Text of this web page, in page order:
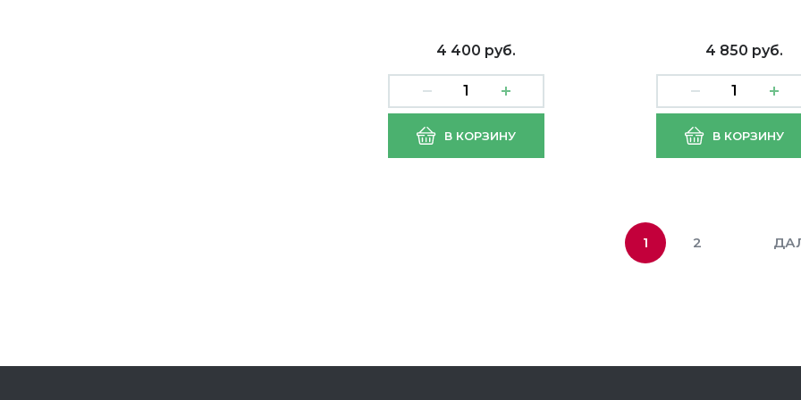
RS 25-4-180 VALTEC
VRS.254.18.0 (1/8)
ProfSan 32/6 с кабелем
(1/8)
4 400 руб.
В КОРЗИНУ
4 850 руб.
В КОРЗИНУ
1 2